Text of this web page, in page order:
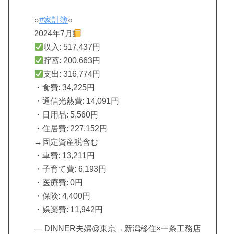
○#家計簿○
2024年7月
収入: 517,437円
貯蓄: 200,663円
支出: 316,774円
・食費: 34,225円
・通信光熱費: 14,091円
・日用品: 5,560円
・住居費: 227,152円
→固定資産税含む
・車費: 13,211円
・子育て費: 6,193円
・医療費: 0円
・保険: 4,400円
・娯楽費: 11,942円
— DINNER夫婦@東京→新潟移住×一条工務店